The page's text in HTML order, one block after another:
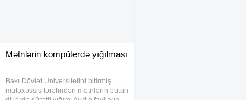
Mətnlərin kompüterdə yığılması
Bakı Dövlət Universitetini bitirmiş
mütəxəssis tərəfindən mətnlərin bütün